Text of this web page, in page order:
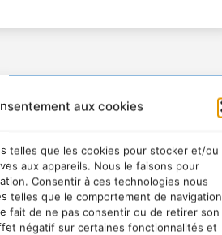
aux cookies
telles que les cookies pour stocker et/ou
aux appareils. Nous le faisons pour
Consentir à ces technologies nous
telles que le comportement de navigation
fait de ne pas consentir ou de retirer son
négatif sur certaines fonctionnalités et